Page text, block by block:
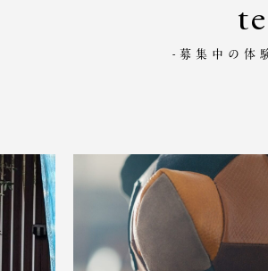
-募集中の体